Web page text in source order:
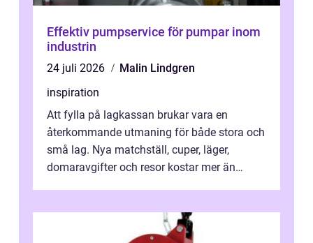
Effektiv pumpservice för pumpar inom
industrin
24 juli 2026
Malin Lindgren
inspiration
Att fylla på lagkassan brukar vara en
återkommande utmaning för både stora och
små lag. Nya matchställ, cuper, läger,
domaravgifter och resor kostar mer än